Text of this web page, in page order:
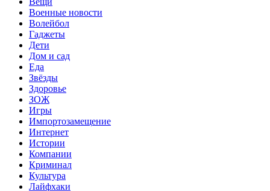
Военные новости
Волейбол
Гаджеты
Дети
Дом и сад
Еда
Звёзды
Здоровье
ЗОЖ
Игры
Импортозамещение
Интернет
Истории
Компании
Криминал
Культура
Лайфхаки